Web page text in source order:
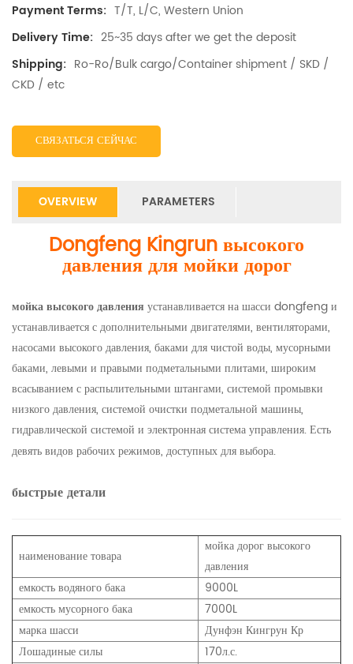
Payment Terms: T/T, L/C, Western Union
Delivery Time: 25~35 days after we get the deposit
Shipping: Ro-Ro/Bulk cargo/Container shipment / SKD /
CKD / etc
СВЯЗАТЬСЯ СЕЙЧАС
OVERVIEW PARAMETERS
Dongfeng Kingrun высокого
давления для мойки дорог
мойка высокого давления устанавливается на шасси dongfeng и
устанавливается с дополнительными двигателями, вентиляторами,
насосами высокого давления, баками для чистой воды, мусорными
баками, левыми и правыми подметальными плитами, широким
всасыванием с распылительными штангами, системой промывки
низкого давления, системой очистки подметальной машины,
гидравлической системой и электронная система управления. Есть
девять видов рабочих режимов, доступных для выбора.
быстрые детали
наименование товара
мойка дорог высокого
давления
емкость водяного бака
9000L
емкость мусорного бака
7000L
марка шасси
Дунфэн Кингрун Кр
Лошадиные силы
170л.с.